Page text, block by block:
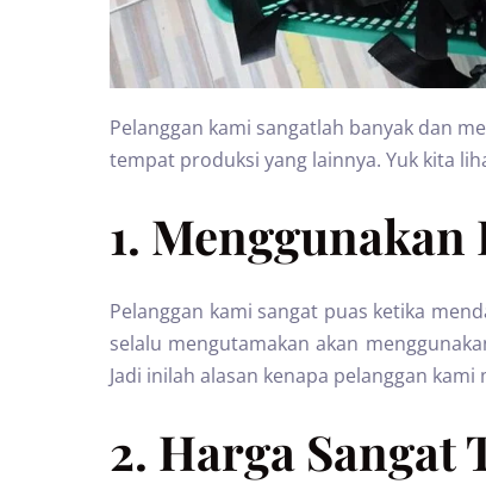
Pelanggan kami sangatlah banyak dan
tempat produksi yang lainnya. Yuk kita
1.
Pelanggan kami sangat puas ketika
selalu mengutamakan akan
Jadi inilah alasan kenapa pelanggan
2. Harga Sangat